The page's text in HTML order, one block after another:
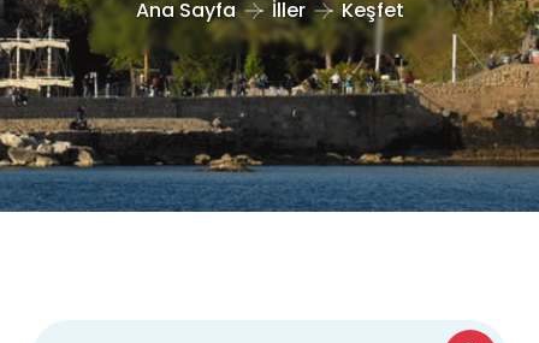
Ana Sayfa İller Keşfet